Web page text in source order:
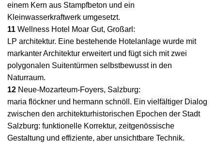
einem Kern aus Stampfbeton und ein
Kleinwasserkraftwerk umgesetzt.
11 Wellness Hotel Moar Gut, Großarl:
LP architektur. Eine bestehende Hotelanlage wurde mit
markanter Architektur erweitert und fügt sich mit zwei
polygonalen Suitentürmen selbstbewusst in den
Naturraum.
12 Neue-Mozarteum-Foyers, Salzburg:
maria flöckner und hermann schnöll. Ein vielfältiger Dialog
zwischen den architekturhistorischen Epochen der Stadt
Salzburg: funktionelle Korrektur, zeitgenössische
Gestaltung und effiziente, aber unsichtbare Technik.